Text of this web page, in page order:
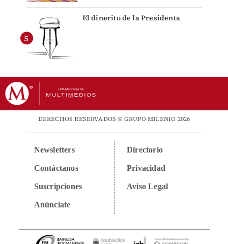
El dinerito de la Presidenta
DERECHOS RESERVADOS © GRUPO MILENIO 2026
Newsletters
Contáctanos
Suscripciones
Anúnciate
Directorio
Privacidad
Aviso Legal